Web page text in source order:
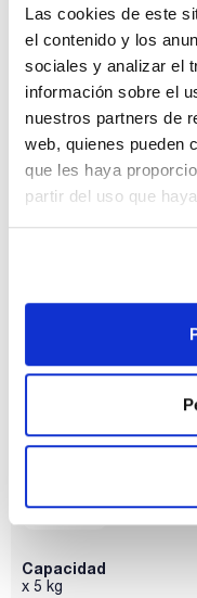
Las cookies de este
el contenido y los
sociales y analizar el
información sobre el
nuestros partners de
web, quienes pueden
que les haya
partir del uso que
Disponibilidad
Ver stock
Disponibilidad
Capacidad
x 5 kg